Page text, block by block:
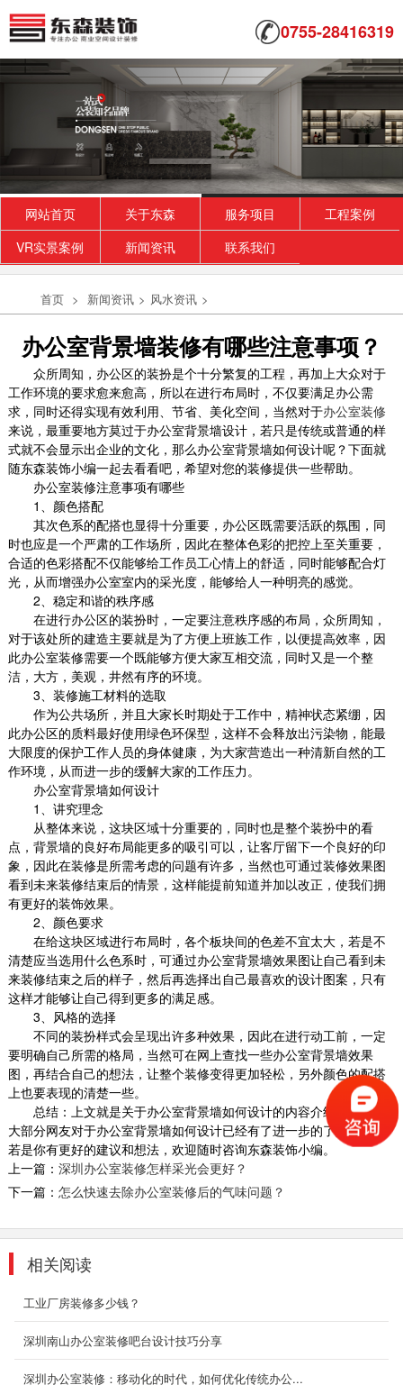
0755-28416319
网站首页 关于东森 服务项目
工程案例
VR实景案例
新闻资讯 联系我们
首页 > 新闻资讯 > 风水资讯 >
办公室背景墙装修有哪些注意事项？
众所周知，办公区的装扮是个十分繁复的工程，再加上大众对于
工作环境的要求愈来愈高，所以在进行布局时，不仅要满足办公需
求，同时还得实现有效利用、节省、美化空间，当然对于办公室装修
来说，最重要地方莫过于办公室背景墙设计，若只是传统或普通的样
式就不会显示出企业的文化，那么办公室背景墙如何设计呢？下面就
随东森装饰小编一起去看看吧，希望对您的装修提供一些帮助。
办公室装修注意事项有哪些
1 、颜色搭配
其次色系的配搭也显得十分重要，办公区既需要活跃的氛围，同
时也应是一个严肃的工作场所，因此在整体色彩的把控上至关重要，
合适的色彩搭配不仅能够给工作员工心情上的舒适，同时能够配合灯
光，从而增强办公室室内的采光度，能够给人一种明亮的感觉。
2、稳定和谐的秩序感
在进行办公区的装扮时，一定要注意秩序感的布局，众所周知，
对于该处所的建造主要就是为了方便上班族工作，以便提高效率，因
此办公室装修需要一个既能够方便大家互相交流，同时又是一个整
洁，大方，美观，井然有序的环境。
3、装修施工材料的选取
作为公共场所，并且大家长时期处于工作中，精神状态紧绷，因
此办公区的质料最好使用绿色环保型，这样不会释放出污染物，能最
大限度的保护工作人员的身体健康，为大家营造出一种清新自然的工
作环境，从而进一步的缓解大家的工作压力。
办公室背景墙如何设计
1 、讲究理念
从整体来说，这块区域十分重要的，同时也是整个装扮中的看
点，背景墙的良好布局能更多的吸引可以，让客厅留下一个良好的印
象，因此在装修是所需考虑的问题有许多，当然也可通过装修效果图
看到未来装修结束后的情景，这样能提前知道并加以改正，使我们拥
有更好的装饰效果。
2、颜色要求
在给这块区域进行布局时，各个板块间的色差不宜太大，若是不
清楚应当选用什么色系时，可通过办公室背景墙效果图让自己看到未
来装修结束之后的样子，然后再选择出自己最喜欢的设计图案，只有
这样才能够让自己得到更多的满足感。
3、风格的选择
不同的装扮样式会呈现出许多种效果，因此在进行动工前，一定
要明确自己所需的格局，当然可在网上查找一些办公室背景墙效果
图，再结合自己的想法，让整个装修变得更加轻松，另外颜色的配搭
上也要表现的清楚一些。
总结：上文就是关于办公室背景墙如何设计的内容介绍了，相信
大部分网友对于办公室背景墙如何设计已经有了进一步的了解，当然
若是你有更好的建议和想法，欢迎随时咨询东森装饰小编。
上一篇： 深圳办公室装修怎样采光会更好？
下一篇： 怎么快速去除办公室装修后的气味问题？
相关阅读
工业厂房装修多少钱？
深圳南山办公室装修吧台设计技巧分享
深圳办公室装修：移动化的时代，如何优化传统办公...
得以大刀阔斧发挥空间配置专业以及安全建设。
设计师...
2018-07-23
互联网整体办公室装修
办公室是为处理一种特定事务的地方或提供服务
的地方，而办公室装修设计则能恰到好处的突出
公司、企业文...
2018-06-21
复式办公室装修_淘贝网络
本案在设计视觉形态上，采用了浅色为基调贯穿
全场，辅以白色造形和红色形成序列关系，融入
2018-08-21
此的办公空间具有鲜明的德国风格，从入口大堂
到电梯厅，大量使用了灰色花岗岩、木饰面和不
锈钢材质，严...
2018-06-21